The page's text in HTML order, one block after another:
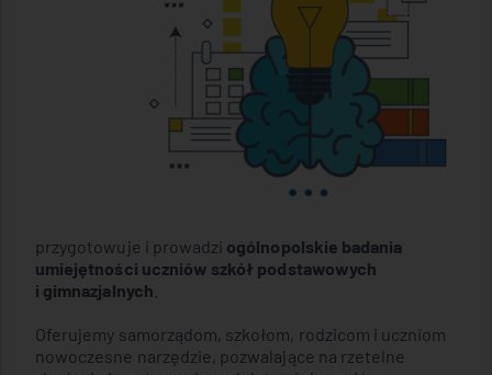
przygotowuje i prowadzi ogólnopolskie badania
umiejętności uczniów szkół podstawowych
i gimnazjalnych
Oferujemy samorządom, szkołom, rodzicom i uczniom
nowoczesne narzędzie, pozwalające na rzetelne